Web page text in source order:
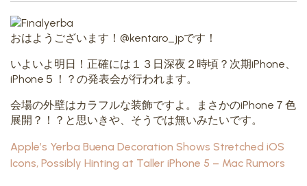
おはようございます！@kentaro_jpです！
いよいよ明日！正確には１３日深夜２時頃？次期iPhone、
iPhone５！？の発表会が行われます。
会場の外壁はカラフルな装飾ですよ。まさかのiPhone７色
展開？！？と思いきや、そうでは無いみたいです。
Apple’s Yerba Buena Decoration Shows Stretched iOS
Icons, Possibly Hinting at Taller iPhone 5 – Mac Rumors